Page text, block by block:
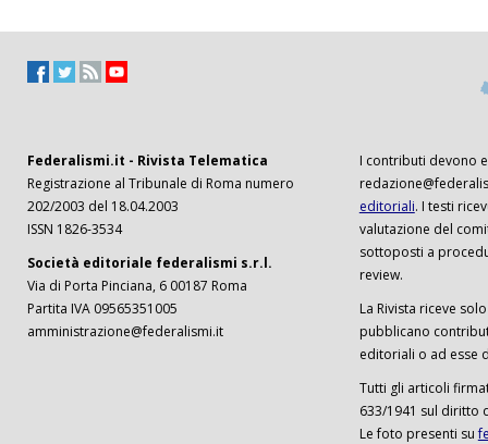
Federalismi.it - Rivista Telematica
Registrazione al Tribunale di Roma numero
202/2003 del 18.04.2003
ISSN 1826-3534
Società editoriale federalismi s.r.l.
Via di Porta Pinciana, 6 00187 Roma
Partita IVA 09565351005
amministrazione@federalismi.it
I contributi devono
editoriali. I testi
valutazione del
sottoposti a
review.
La Rivista riceve
pubblicano
editoriali o ad esse
Tutti gli articoli
633/1941 sul diritto
Le foto presenti su